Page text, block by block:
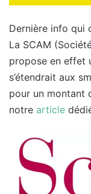
Dernière info qui
La SCAM
propose en effet
s’étendrait aux
pour un montant
notre article